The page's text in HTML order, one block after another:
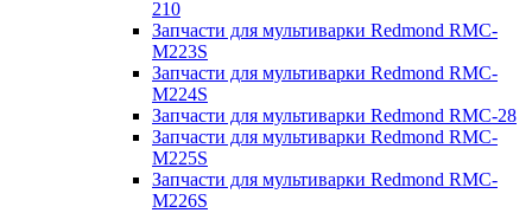
210
Запчасти для мультиварки Redmond RMC-
M223S
Запчасти для мультиварки Redmond RMC-
M224S
Запчасти для мультиварки Redmond RMC-28
Запчасти для мультиварки Redmond RMC-
M225S
Запчасти для мультиварки Redmond RMC-
M226S